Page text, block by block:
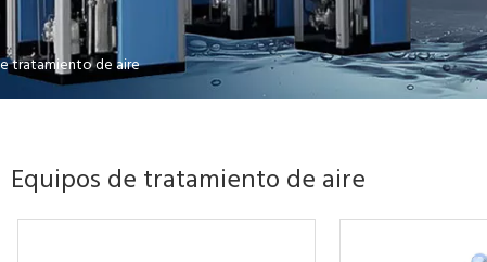
tratamiento de aire
Equipos de tratamiento de aire